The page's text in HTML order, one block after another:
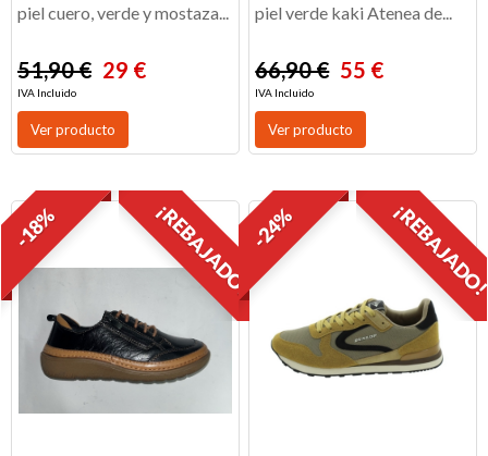
piel cuero, verde y mostaza...
51,90 € 29 €
IVA Incluido
Ver producto
piel verde kaki Atenea de...
66,90 € 55 €
IVA Incluido
Ver producto
¡REBAJADO!
-18% -24%